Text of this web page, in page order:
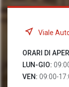
Viale
ORARI DI
LUN-GIO:
VEN: 09:00-